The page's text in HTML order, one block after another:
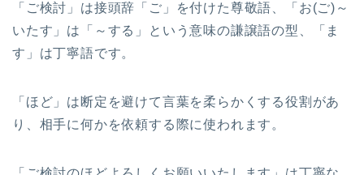
「ご検討」は接頭辞「ご」を付けた尊敬語、「お(ご)～
いたす」は「～する」という意味の謙譲語の型、「ま
す」は丁寧語です。
「ほど」は断定を避けて言葉を柔らかくする役割があ
り、相手に何かを依頼する際に使われます。